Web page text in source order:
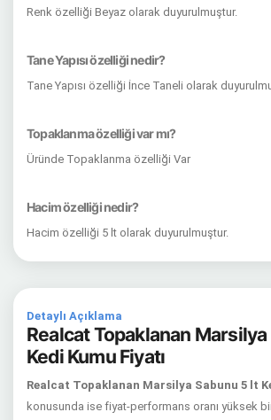
Renk özelliği Beyaz olarak duyurulmuştur.
Tane Yapısı özelliği nedir?
Tane Yapısı özelliği İnce Taneli olarak
Topaklanma özelliği var mı?
Üründe Topaklanma özelliği Var
Hacim özelliği nedir?
Hacim özelliği 5 lt olarak duyurulmuştur.
Detaylı Açıklama
Realcat Topaklanan
Kedi Kumu Fiyatı
Realcat Topaklanan Marsilya Sabunu 5 lt
konusunda ise fiyat-performans oranı yüksek